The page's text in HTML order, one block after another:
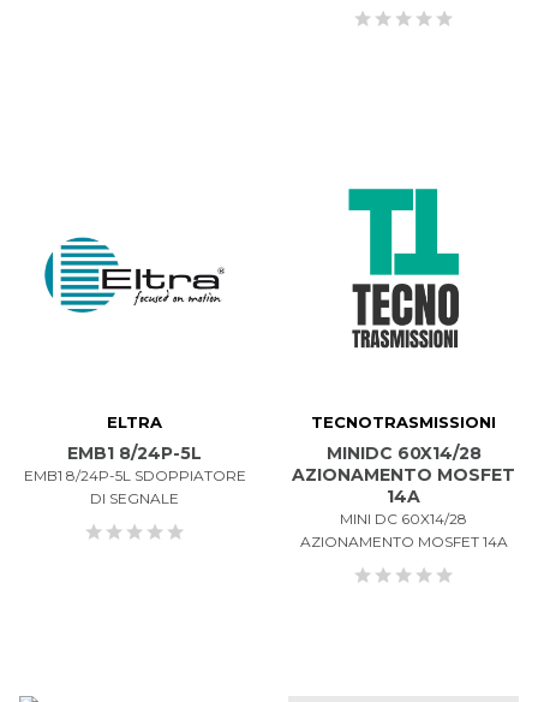
ELTRA
EMB1 8/24P-5L
EMB1 8/24P-5L SDOPPIATORE
DI SEGNALE
TECNOTRASMISSIONI
MINIDC 60X14/28
AZIONAMENTO MOSFET
14A
MINI DC 60X14/28
AZIONAMENTO MOSFET 14A